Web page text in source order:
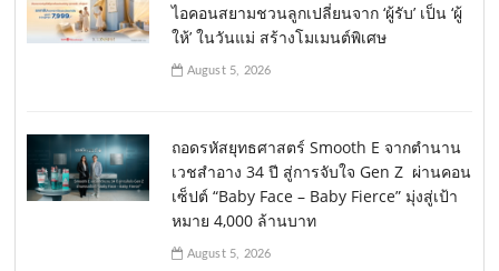
ไอคอนสยามชวนลูกเปลี่ยนจาก ‘ผู้รับ’ เป็น ‘ผู้
ให้’ ในวันแม่ สร้างโมเมนต์พิเศษ
August 5, 2026
ถอดรหัสยุทธศาสตร์ Smooth E จากตำนาน
เวชสำอาง 34 ปี สู่การจับใจ Gen Z ผ่านคอน
เซ็ปต์ “Baby Face – Baby Fierce” มุ่งสู่เป้า
หมาย 4,000 ล้านบาท
August 5, 2026